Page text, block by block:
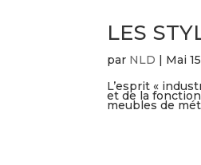
LES
par NLD | Mai
L’esprit «
et de la
meubles de